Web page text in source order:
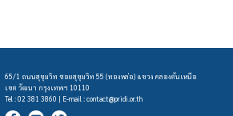
65/1 ถนนสุขุมวิท ซอยสุขุมวิท 55 (ทองหล่อ) แขวง คลองตันเหนือ
เขต วัฒนา กรุงเทพฯ 10110
Tel : 02 381 3860 | E-mail :contact@pridi.or.th